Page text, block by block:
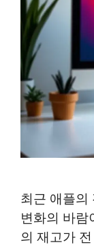
최근 애플의
변화의 바람
의 재고가